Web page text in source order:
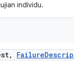
individu.
, Failure